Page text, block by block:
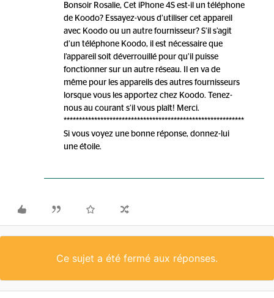
Bonsoir Rosalie, Cet iPhone 4S est-il un téléphone
de Koodo? Essayez-vous d’utiliser cet appareil
avec Koodo ou un autre fournisseur? S’il s’agit
d’un téléphone Koodo, il est nécessaire que
l’appareil soit déverrouillé pour qu’il puisse
fonctionner sur un autre réseau. Il en va de
même pour les appareils des autres fournisseurs
lorsque vous les apportez chez Koodo. Tenez-
nous au courant s’il vous plaît! Merci.
***********************************************************
Si vous voyez une bonne réponse, donnez-lui
une étoile.
Ce sujet a été fermé aux réponses.